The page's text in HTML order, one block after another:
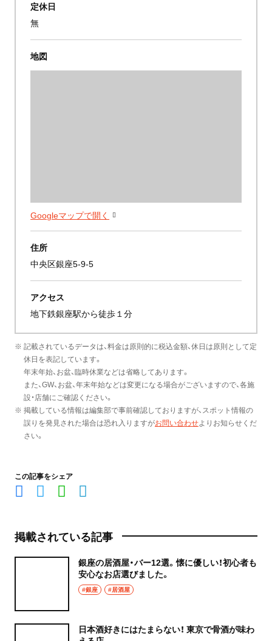
定休日
無
地図
Googleマップで開く
住所
中央区銀座5-9-5
アクセス
地下鉄銀座駅から徒歩１分
※ 記載されているデータは、料金は原則的に税込金額、休日は原則として定
休日を表記しています。
年末年始、お盆、臨時休業などは省略してあります。
また、GW、お盆、年末年始などは変更になる場合がございますので、各施
設・店舗にご確認ください。
※ 掲載している情報は編集部で事前確認しておりますが、スポット情報の
誤りを発見された場合は恐れ入りますがお問い合わせよりお知らせくだ
さい。
この記事をシェア
掲載されている記事
銀座の居酒屋・バー12選。懐に優しい！初心者も
安心なお店選びました。
#銀座 #居酒屋
日本酒好きにはたまらない！ 東京で骨酒が味わ